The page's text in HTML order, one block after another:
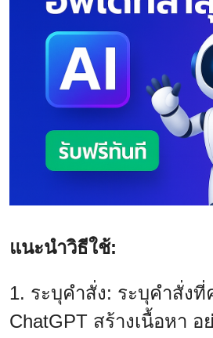
แนะนำวิธีใช้:
1. ระบุคำสั่ง: ระบุคำสั่ง
ChatGPT สร้างเนื้อหา อ